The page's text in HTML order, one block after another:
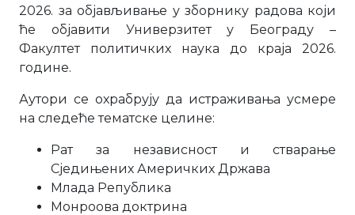
2026. за објављивање у зборнику радова који
ће објавити Универзитет у Београду –
Факултет политичких наука до краја 2026.
године.
Аутори се охрабрују да истраживања усмере
на следеће тематске целине:
Рат за независност и стварање
Сједињених Америчких Држава
Млада Република
Монроова доктрина